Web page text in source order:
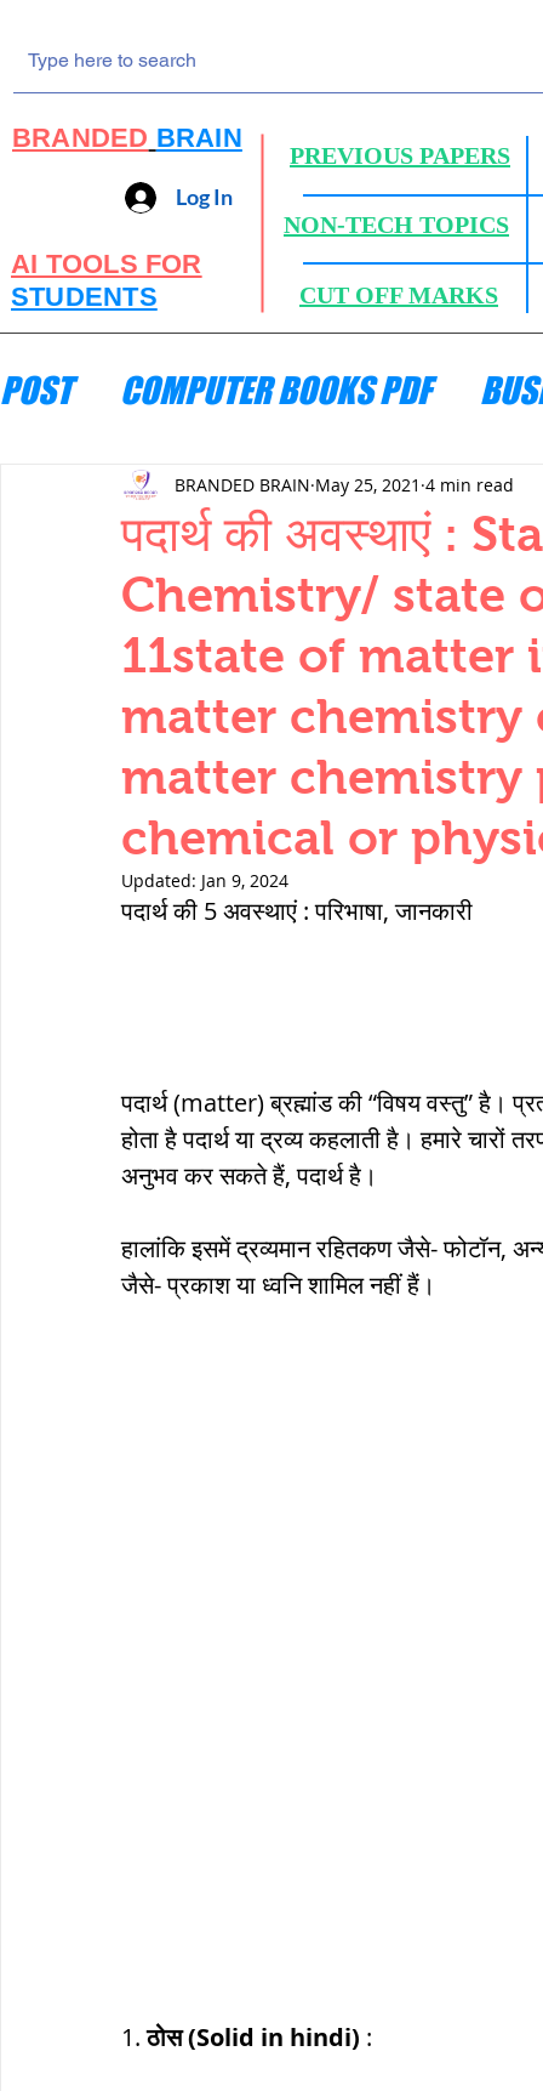
BRANDED BRAIN
PREVIOUS PAPERS
Log In
NON-TECH TOPICS
AI TOOLS FOR
STUDENTS
CUT OFF MARKS
POST COMPUTER BOOKS PDF
ENGINEERING MECHANICS
THERMODYNAMICS QUANTITIES
SERIES CIRCUITS BUILDING
SOIL MECHANICS AND FOUNDATION
हड़प्पा : HARAPPA / INDUS VALLEY
ब्रिटिश सत्ता / British Raj
सामाजिक और धार्मिक आंदोलन आंदोलन
पदार्थ की अवस्थाएं :
Chemistry/ state
11state of
matter chemistry
matter chemistry
chemical or
BRANDED BRAIN May 25, 2021 4 min read
Updated: Jan 9, 2024
पदार्थ की 5 अवस्थाएं : परिभाषा, जानकारी
पदार्थ (matter) ब्रह्मांड की “विषय वस्तु” है।
होता है पदार्थ या द्रव्य कहलाती है। हमारे चारों
अनुभव कर सकते हैं, पदार्थ है।
हालांकि इसमें द्रव्यमान रहितकण जैसे- फोटॉन,
जैसे- प्रकाश या ध्वनि शामिल नहीं हैं।
1. ठोस (Solid in hindi) :